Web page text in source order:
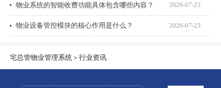
物业系统的智能收费功能具体包含哪些内容？ 2026-07-23
物业设备管控模块的核心作用是什么？ 2026-07-23
宅总管物业管理系统＞行业资讯